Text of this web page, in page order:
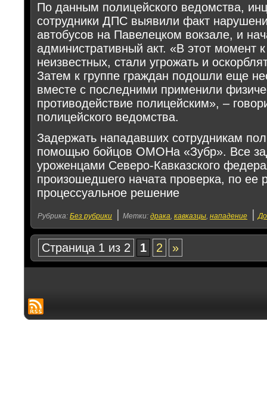
По данным полицейского ведомства,
сотрудники ДПС выявили факт
автобусов на Павелецком вокзале, и
административный акт. «В этот момент
неизвестных, стали угрожать и
Затем к группе граждан подошли еще
вместе с последними применили
противодействие полицейским», –
полицейского ведомства.
Задержать нападавших сотрудникам
помощью бойцов ОМОНа «Зубр». Все
уроженцами Северо-Кавказского
произошедшего начата проверка, по ее
процессуальное решение
Рубрика: Без рубрики Метки: драка, кавказцы, нападение
Страница 1 из 2 1 2 »